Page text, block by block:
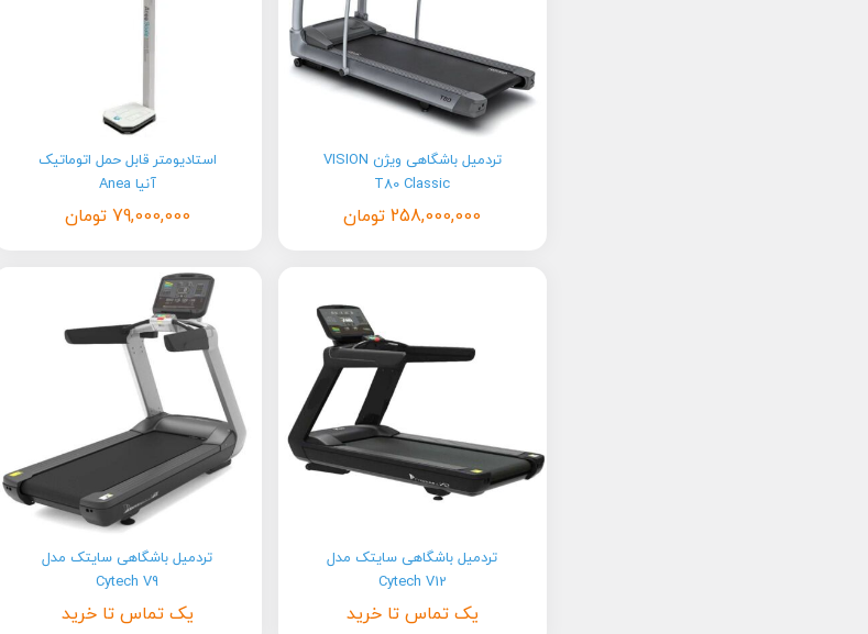
تردمیل باشگاهی ویژن VISION
T80 Classic
258,000,000 تومان
استادیومتر قابل حمل اتوماتیک
آنیا Anea
79,000,000 تومان
تردمیل باشگاهی سایتک مدل
Cytech V12
یک تماس تا خرید
تردمیل باشگاهی سایتک مدل
Cytech V9
یک تماس تا خرید